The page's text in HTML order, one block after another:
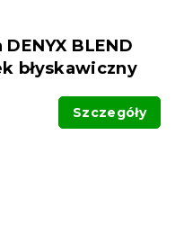
BLEND
błyskawiczny
Szczegóły